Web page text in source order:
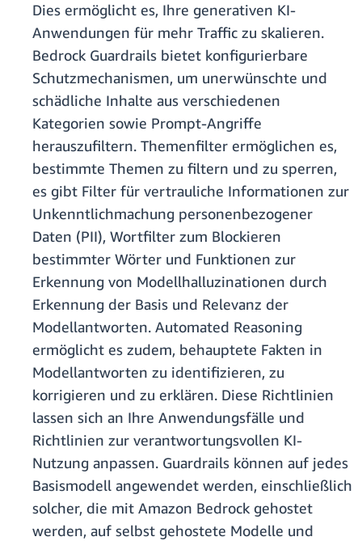
Dies ermöglicht es, Ihre generativen KI-
Anwendungen für mehr Traffic zu skalieren.
Bedrock Guardrails bietet konfigurierbare
Schutzmechanismen, um unerwünschte und
schädliche Inhalte aus verschiedenen
Kategorien sowie Prompt-Angriffe
herauszufiltern. Themenfilter ermöglichen es,
bestimmte Themen zu filtern und zu sperren,
es gibt Filter für vertrauliche Informationen zur
Unkenntlichmachung personenbezogener
Daten (PII), Wortfilter zum Blockieren
bestimmter Wörter und Funktionen zur
Erkennung von Modellhalluzinationen durch
Erkennung der Basis und Relevanz der
Modellantworten. Automated Reasoning
ermöglicht es zudem, behauptete Fakten in
Modellantworten zu identifizieren, zu
korrigieren und zu erklären. Diese Richtlinien
lassen sich an Ihre Anwendungsfälle und
Richtlinien zur verantwortungsvollen KI-
Nutzung anpassen. Guardrails können auf jedes
Basismodell angewendet werden, einschließlich
solcher, die mit Amazon Bedrock gehostet
werden, auf selbst gehostete Modelle und